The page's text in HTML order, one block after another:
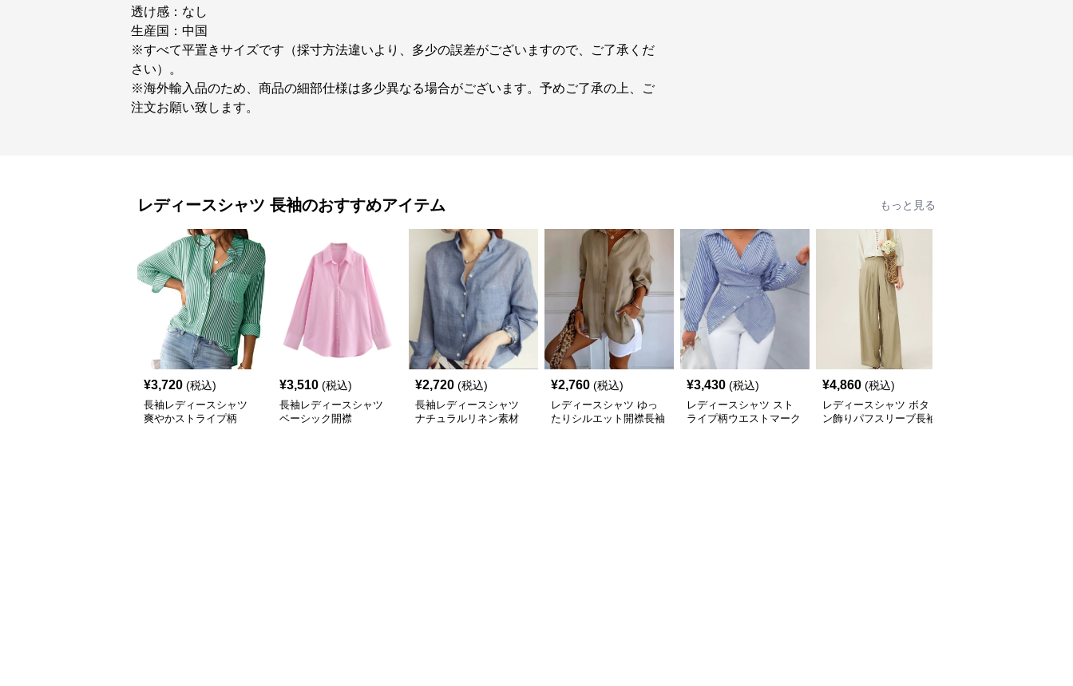
透け感：なし
生産国：中国
※すべて平置きサイズです（採寸方法違いより、多少の誤差がございますので、ご了承くだ
さい）。
※海外輸入品のため、商品の細部仕様は多少異なる場合がございます。予めご了承の上、ご
注文お願い致します。
レディースシャツ 長袖のおすすめアイテム もっと見る
¥3,720 (税込)
長袖レディースシャツ
爽やかストライプ柄
¥3,510 (税込)
長袖レディースシャツ
ベーシック開襟
¥2,720 (税込)
長袖レディースシャツ
ナチュラルリネン素材
¥2,760 (税込)
レディースシャツ ゆっ
たりシルエット開襟長袖
¥3,430 (税込)
レディースシャツ スト
ライプ柄ウエストマーク
¥4,860 (税込)
レディースシャツ ボタ
ン飾りパフスリーブ長袖